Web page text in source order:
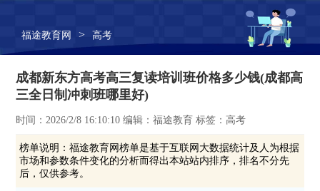
福途教育网 > 高考
成都新东方高考高三复读培训班价格多少钱(成都高
三全日制冲刺班哪里好)
时间：2026/2/8 16:10:10 编辑：福途教育 标签：高考
榜单说明：福途教育网榜单是基于互联网大数据统计及人为根据
市场和参数条件变化的分析而得出本站站内排序，排名不分先
后，仅供参考。